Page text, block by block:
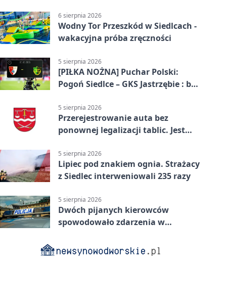
6 sierpnia 2026
Wodny Tor Przeszkód w Siedlcach -
wakacyjna próba zręczności
5 sierpnia 2026
[PIŁKA NOŻNA] Puchar Polski:
Pogoń Siedlce – GKS Jastrzębie : bez
5 sierpnia 2026
Przerejestrowanie auta bez
ponownej legalizacji tablic. Jest
5 sierpnia 2026
Lipiec pod znakiem ognia. Strażacy
z Siedlec interweniowali 235 razy
5 sierpnia 2026
Dwóch pijanych kierowców
spowodowało zdarzenia w